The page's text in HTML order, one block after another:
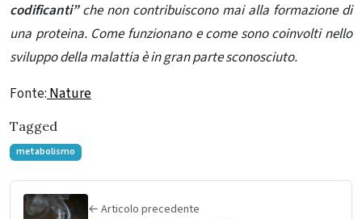
codificanti”che non contribuiscono mai alla formazione di
una proteina. Come funzionano e come sono coinvolti nello
sviluppo della malattia è in gran parte sconosciuto.
Fonte:Nature
Tagged
metabolismo
← Articolo precedente